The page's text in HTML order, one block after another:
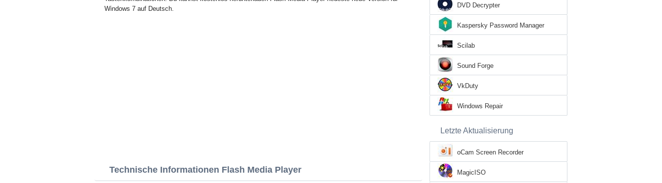
Windows 7 auf Deutsch.
Technische Informationen Flash Media Player
DVD Decrypter
Kaspersky Password Manager
Scilab
Sound Forge
VkDuty
Windows Repair
Letzte Aktualisierung
oCam Screen Recorder
MagicISO